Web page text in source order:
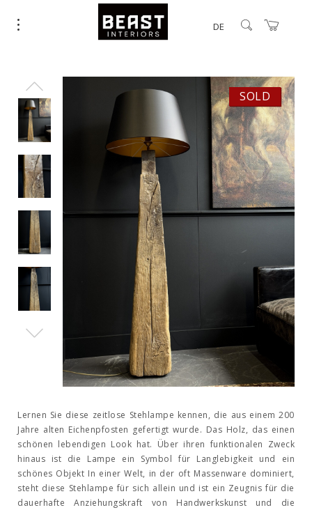
DE
SOLD
Lernen Sie diese zeitlose Stehlampe kennen, die aus einem 200
Jahre alten Eichenpfosten gefertigt wurde. Das Holz, das einen
schönen lebendigen Look hat. Über ihren funktionalen Zweck
hinaus ist die Lampe ein Symbol für Langlebigkeit und ein
schönes Objekt In einer Welt, in der oft Massenware dominiert,
steht diese Stehlampe für sich allein und ist ein Zeugnis für die
dauerhafte Anziehungskraft von Handwerkskunst und die